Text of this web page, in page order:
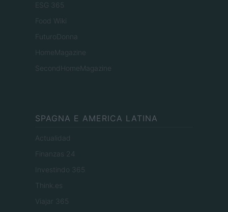
ESG 365
Food Wiki
FuturoDonna
HomeMagazine
SecondHomeMagazine
SPAGNA E AMERICA LATINA
Actualidad
Finanzas 24
Investindo 365
Think.es
Viajar 365